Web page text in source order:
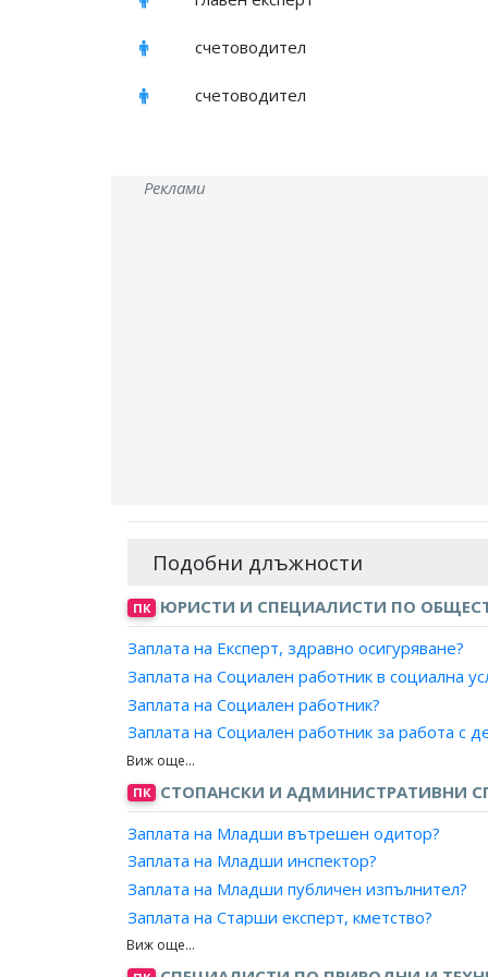
счетоводител
счетоводител
Реклами
Подобни длъжности
ПК ЮРИСТИ И СПЕЦИАЛИСТИ ПО
Заплата на Експерт, здравно осигуряване?
Заплата на Социален работник в социална
Заплата на Социален работник?
Заплата на Социален работник за работа с
Заплата на Социален работник в отдел
Заплата на Социален работник за работа
Заплата на Специалист, социални дейности?
Заплата на Социален работник за работа с
Заплата на Социален работник за работа с
Заплата на Специалист в социална услуга?
Заплата на Социален работник за работа с
Заплата на Специалист, социални дейности
ПК СТОПАНСКИ И АДМИНИСТРАТИВНИ
Заплата на Младши вътрешен одитор?
Заплата на Младши инспектор?
Заплата на Младши публичен изпълнител?
Заплата на Старши експерт, кметство?
Заплата на Младши експерт, кметство?